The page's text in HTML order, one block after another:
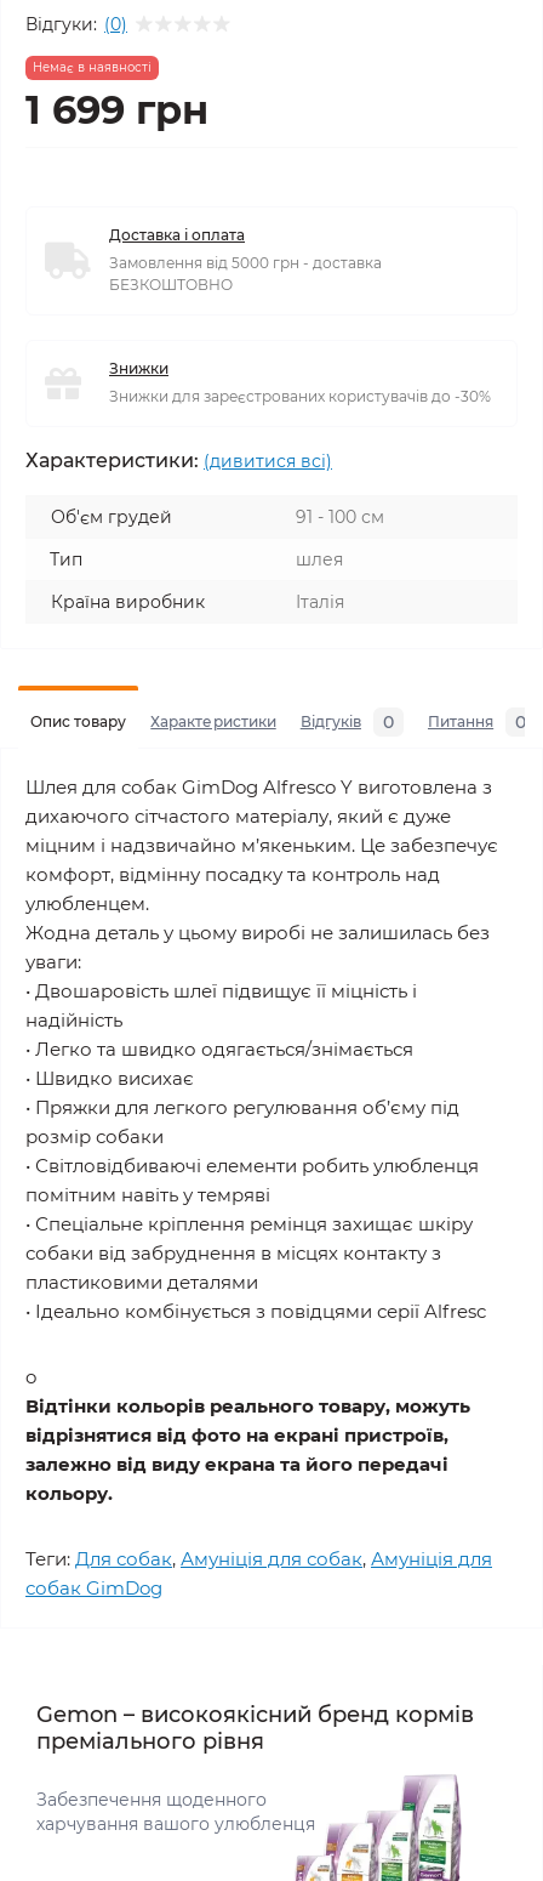
Відгуки: (0)
Немає в наявності
1 699 грн
Доставка і оплата
Замовлення від 5000 грн - доставка
БЕЗКОШТОВНО
Знижки
Знижки для зареєстрованих користувачів до -30%
Характеристики: (дивитися всі)
Об'єм грудей
91 - 100 см
Тип
шлея
Країна виробник
Італія
Опис товару Характеристики Відгуків 0 Питання 0
Шлея для собак GimDog Alfresco Y виготовлена з
дихаючого сітчастого матеріалу, який є дуже
міцним і надзвичайно м’якеньким. Це забезпечує
комфорт, відмінну посадку та контроль над
улюбленцем.
Жодна деталь у цьому виробі не залишилась без
уваги:
• Двошаровість шлеї підвищує її міцність і
надійність
• Легко та швидко одягається/знімається
• Швидко висихає
• Пряжки для легкого регулювання об’єму під
розмір собаки
• Світловідбиваючі елементи робить улюбленця
помітним навіть у темряві
• Спеціальне кріплення ремінця захищає шкіру
собаки від забруднення в місцях контакту з
пластиковими деталями
• Ідеально комбінується з повідцями серії Alfresc
o
Відтінки кольорів реального товару, можуть
відрізнятися від фото на екрані пристроїв,
залежно від виду екрана та його передачі
кольору.
Теги: Для собак, Амуніція для собак, Амуніція для
собак GimDog
Gemon – високоякісний бренд кормів
преміального рівня
Забезпечення щоденного
харчування вашого улюбленця